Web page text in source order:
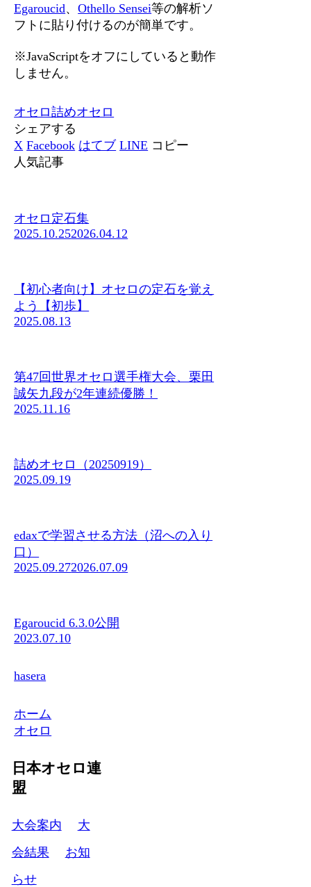
Egaroucid、Othello Sensei等の解析ソ
フトに貼り付けるのが簡単です。
※JavaScriptをオフにしていると動作
しません。
オセロ詰めオセロ
シェアする
X Facebook はてブ LINE コピー
人気記事
オセロ定石集
2025.10.252026.04.12
【初心者向け】オセロの定石を覚え
よう【初歩】
2025.08.13
第47回世界オセロ選手権大会、栗田
誠矢九段が2年連続優勝！
2025.11.16
詰めオセロ（20250919）
2025.09.19
edaxで学習させる方法（沼への入り
口）
2025.09.272026.07.09
Egaroucid 6.3.0公開
2023.07.10
hasera
ホーム
オセロ
日本オセロ連
盟
大会案内
大
会結果
お知
らせ